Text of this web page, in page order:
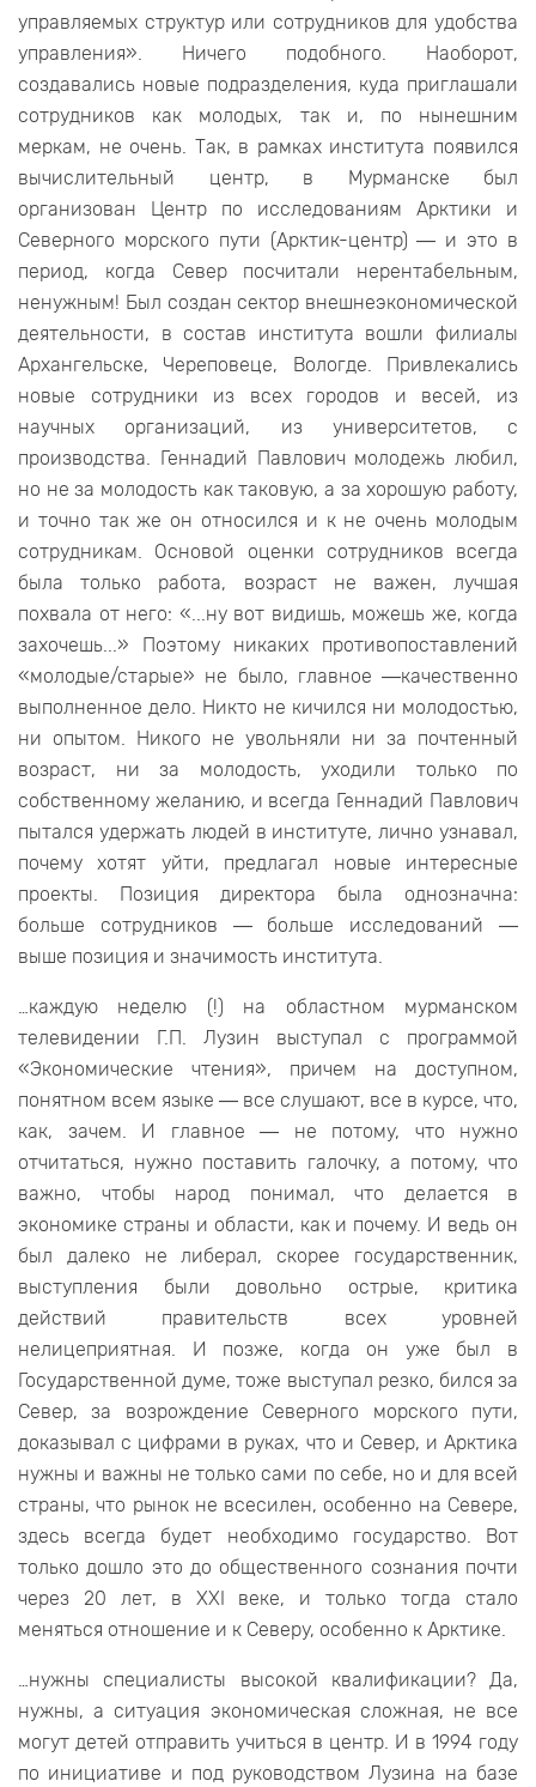
управляемых структур или сотрудников для удобства
управления». Ничего подобного. Наоборот,
создавались новые подразделения, куда приглашали
сотрудников как молодых, так и, по нынешним
меркам, не очень. Так, в рамках института появился
вычислительный центр, в Мурманске был
организован Центр по исследованиям Арктики и
Северного морского пути (Арктик-центр) ― и это в
период, когда Север посчитали нерентабельным,
ненужным! Был создан сектор внешнеэкономической
деятельности, в состав института вошли филиалы
Архангельске, Череповеце, Вологде. Привлекались
новые сотрудники из всех городов и весей, из
научных организаций, из университетов, с
производства. Геннадий Павлович молодежь любил,
но не за молодость как таковую, а за хорошую работу,
и точно так же он относился и к не очень молодым
сотрудникам. Основой оценки сотрудников всегда
была только работа, возраст не важен, лучшая
похвала от него: «...ну вот видишь, можешь же, когда
захочешь...» Поэтому никаких противопоставлений
«молодые/старые» не было, главное ―качественно
выполненное дело. Никто не кичился ни молодостью,
ни опытом. Никого не увольняли ни за почтенный
возраст, ни за молодость, уходили только по
собственному желанию, и всегда Геннадий Павлович
пытался удержать людей в институте, лично узнавал,
почему хотят уйти, предлагал новые интересные
проекты. Позиция директора была однозначна:
больше сотрудников ― больше исследований ―
выше позиция и значимость института.
…каждую неделю (!) на областном мурманском
телевидении Г.П. Лузин выступал с программой
«Экономические чтения», причем на доступном,
понятном всем языке ― все слушают, все в курсе, что,
как, зачем. И главное ― не потому, что нужно
отчитаться, нужно поставить галочку, а потому, что
важно, чтобы народ понимал, что делается в
экономике страны и области, как и почему. И ведь он
был далеко не либерал, скорее государственник,
выступления были довольно острые, критика
действий правительств всех уровней
нелицеприятная. И позже, когда он уже был в
Государственной думе, тоже выступал резко, бился за
Север, за возрождение Северного морского пути,
доказывал с цифрами в руках, что и Север, и Арктика
нужны и важны не только сами по себе, но и для всей
страны, что рынок не всесилен, особенно на Севере,
здесь всегда будет необходимо государство. Вот
только дошло это до общественного сознания почти
через 20 лет, в XXI веке, и только тогда стало
меняться отношение и к Северу, особенно к Арктике.
…нужны специалисты высокой квалификации? Да,
нужны, а ситуация экономическая сложная, не все
могут детей отправить учиться в центр. И в 1994 году
по инициативе и под руководством Лузина на базе